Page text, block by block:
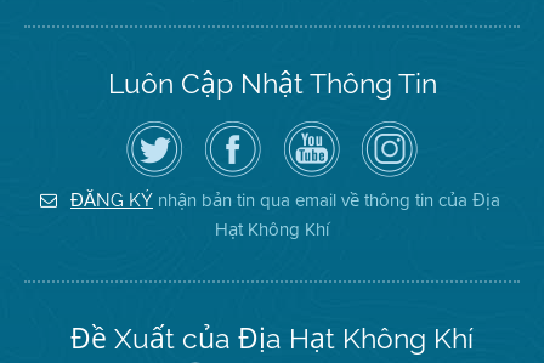
Luôn Cập Nhật Thông Tin
Hãy
theo
dõi
Địa
Hạt
Không
Truy
cập
Trang
Facebook
của
Địa
Hạt
Kênh
YouTube
của
Địa
Hạt
Không
Khí
Air
District
on
Instagram
ĐĂNG KÝ nhận bản tin qua email về thông tin của Địa
Hạt Không Khí
Đề Xuất của Địa Hạt Không Khí